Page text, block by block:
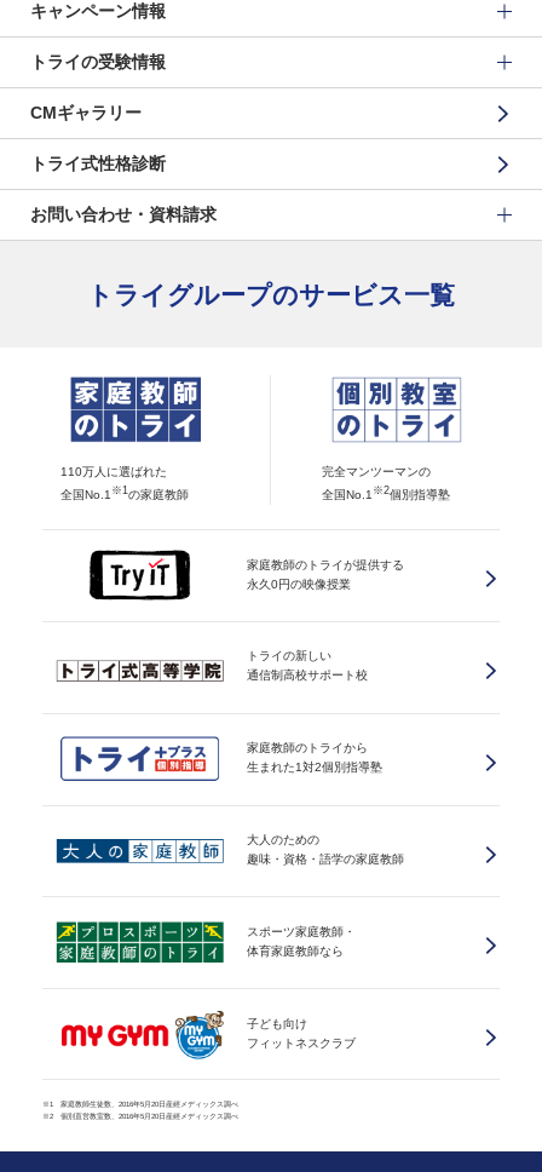
キャンペーン情報
トライの受験情報
CMギャラリー
トライ式性格診断
お問い合わせ・資料請求
トライグループのサービス一覧
110万人に選ばれた
全国No.1 ※1 の家庭教師
完全マンツーマンの
全国No.1 ※2個別指導塾
家庭教師のトライが提供する
永久0円の映像授業
トライの新しい
通信制高校サポート校
家庭教師のトライから
生まれた1対2個別指導塾
大人のための
趣味・資格・語学の家庭教師
スポーツ家庭教師・
体育家庭教師なら
子ども向け
フィットネスクラブ
※1 家庭教師生徒数、2016年5月20日産經メディックス調べ
※2 個別直営教室数、2016年5月20日産經メディックス調べ